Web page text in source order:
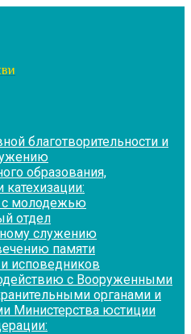
благотворительности и
образования,
катехизации:
с молодежью
отдел
служению
памяти
исповедников
с Вооруженными
органами и
Министерства юстиции